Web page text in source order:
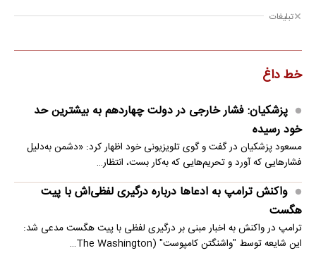
تبلیغات
خط داغ
پزشکیان: فشار خارجی در دولت چهاردهم به بیشترین حد
خود رسیده
مسعود پزشکیان در گفت و گوی تلویزیونی خود اظهار کرد: «دشمن به‌دلیل
فشارهایی که آورد و تحریم‌هایی که به‌کار بست، انتظار…
واکنش ترامپ به ادعاها درباره درگیری لفظی‌اش با پیت
هگست
ترامپ در واکنش به اخبار مبنی بر درگیری لفظی با پیت هگست مدعی شد:
این شایعه توسط "واشنگتن کامپوست" (The Washington…